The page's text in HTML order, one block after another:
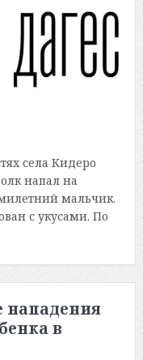
села Кидеро
напал на
мальчик.
с укусами. По
нападения
в